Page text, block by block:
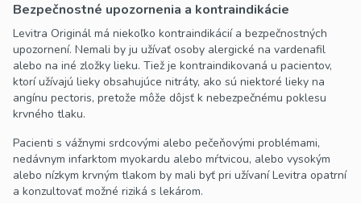
Bezpečnostné upozornenia a kontraindikácie
Levitra Originál má niekoľko kontraindikácií a bezpečnostných
upozornení. Nemali by ju užívať osoby alergické na vardenafil
alebo na iné zložky lieku. Tiež je kontraindikovaná u pacientov,
ktorí užívajú lieky obsahujúce nitráty, ako sú niektoré lieky na
angínu pectoris, pretože môže dôjsť k nebezpečnému poklesu
krvného tlaku.
Pacienti s vážnymi srdcovými alebo pečeňovými problémami,
nedávnym infarktom myokardu alebo mŕtvicou, alebo vysokým
alebo nízkym krvným tlakom by mali byť pri užívaní Levitra opatrní
a konzultovať možné riziká s lekárom.